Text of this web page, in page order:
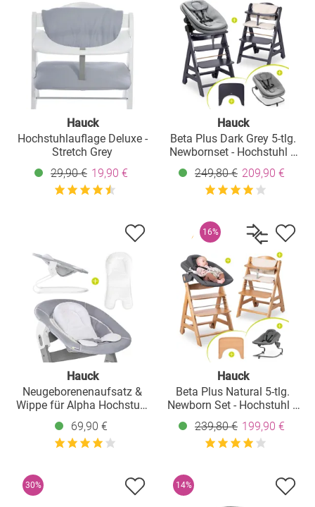
Hauck
Hochstuhlauflage Deluxe -
Stretch Grey
29,90 € 19,90 €
Hauck
Beta Plus Dark Grey 5-tlg.
Newbornset - Hochstuhl +
2in1 Babyaufsatz & Wippe,
Essbrett, Sitzkissen - Dark
Grey Melange
249,80 € 209,90 €
Hauck
Neugeborenenaufsatz &
Wippe für Alpha Hochstuhl
- Bouncer 2in1 - Stretch
Grey
69,90 €
16%
Hauck
Beta Plus Natural 5-tlg.
Newborn Set - Hochstuhl +
2in1 Neugeborenen-
Aufsatz & Wippe Premium,
Essbrett, Sitzkissen - Dark
239,80 € 199,90 €
30% 14%